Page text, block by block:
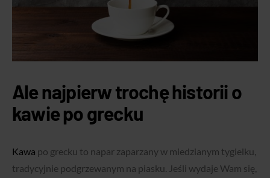
Ale najpierw trochę historii o
kawie po grecku
Kawa po grecku to napar zaparzany w miedzianym tygielku,
tradycyjnie podgrzewanym na piasku. Jeśli wydaje Wam się,